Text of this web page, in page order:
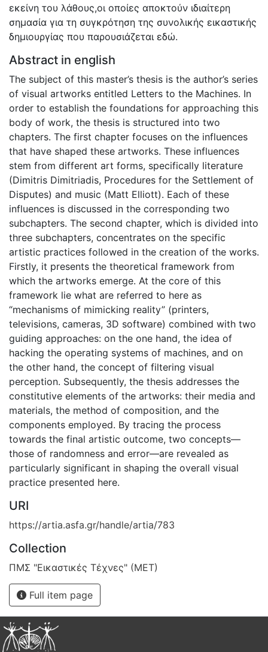
εκείνη του λάθους,οι οποίες αποκτούν ιδιαίτερη
σημασία για τη συγκρότηση της συνολικής εικαστικής
δημιουργίας που παρουσιάζεται εδώ.
Abstract in english
The subject of this master’s thesis is the author’s series
of visual artworks entitled Letters to the Machines. In
order to establish the foundations for approaching this
body of work, the thesis is structured into two
chapters. The first chapter focuses on the influences
that have shaped these artworks. These influences
stem from different art forms, specifically literature
(Dimitris Dimitriadis, Procedures for the Settlement of
Disputes) and music (Matt Elliott). Each of these
influences is discussed in the corresponding two
subchapters. The second chapter, which is divided into
three subchapters, concentrates on the specific
artistic practices followed in the creation of the works.
Firstly, it presents the theoretical framework from
which the artworks emerge. At the core of this
framework lie what are referred to here as
“mechanisms of mimicking reality” (printers,
televisions, cameras, 3D software) combined with two
guiding approaches: on the one hand, the idea of
hacking the operating systems of machines, and on
the other hand, the concept of filtering visual
perception. Subsequently, the thesis addresses the
constitutive elements of the artworks: their media and
materials, the method of composition, and the
components employed. By tracing the process
towards the final artistic outcome, two concepts—
those of randomness and error—are revealed as
particularly significant in shaping the overall visual
practice presented here.
URI
https://artia.asfa.gr/handle/artia/783
Collection
ΠΜΣ "Εικαστικές Τέχνες" (ΜΕΤ)
Full item page